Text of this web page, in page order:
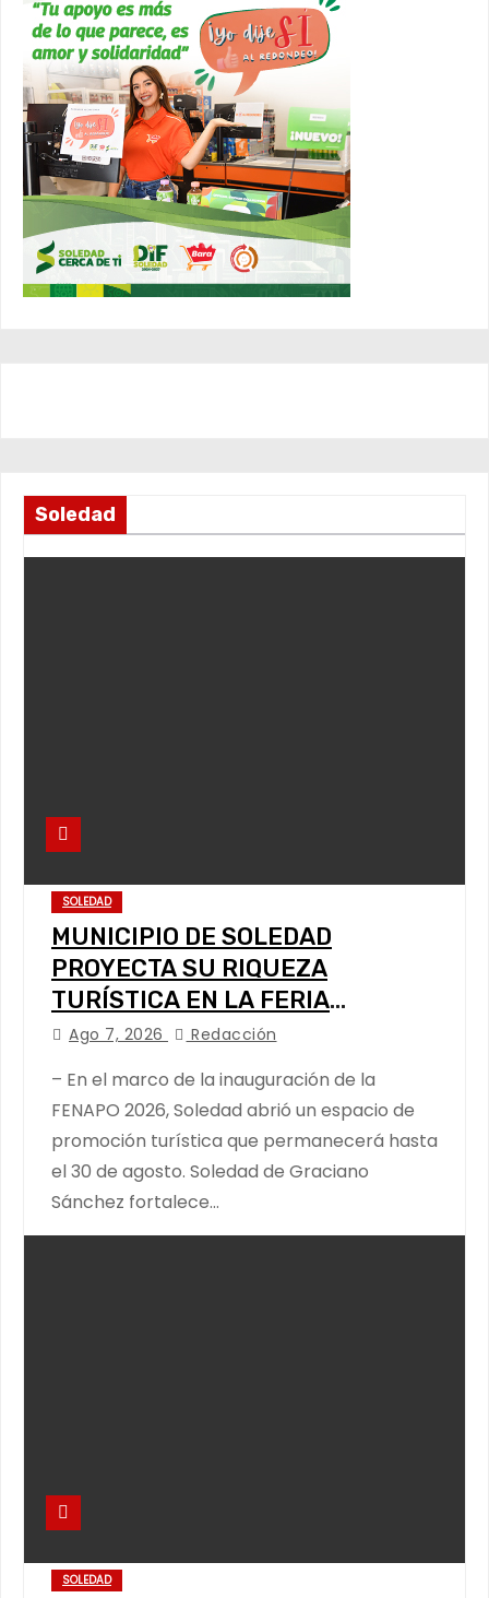
Soledad
SOLEDAD
MUNICIPIO DE SOLEDAD
PROYECTA SU RIQUEZA
TURÍSTICA EN LA FERIA
NACIONAL POTOSINA
Ago 7, 2026 Redacción
– En el marco de la inauguración de la
FENAPO 2026, Soledad abrió un espacio de
promoción turística que permanecerá hasta
el 30 de agosto. Soledad de Graciano
Sánchez fortalece…
SOLEDAD